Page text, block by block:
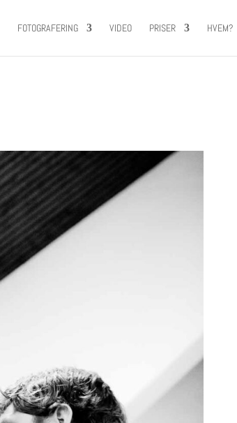
FOTOGRAFERING VIDEO PRISER HVEM?